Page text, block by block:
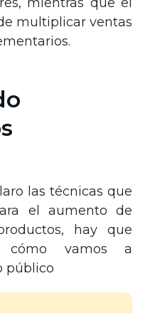
multiplicar ventas
las técnicas que
el aumento de
hay que
cómo vamos a
público